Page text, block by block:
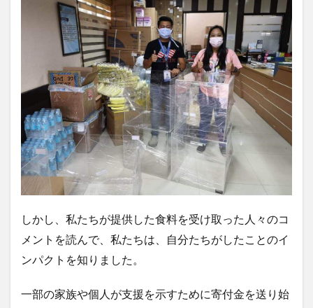
しかし、私たちが提供した食料を受け取った人々のコ
メントを読んで、私たちは、自分たちがしたことのイ
ンパクトを知りました。
一部の家族や個人が支援を示すために寄付金を送り始